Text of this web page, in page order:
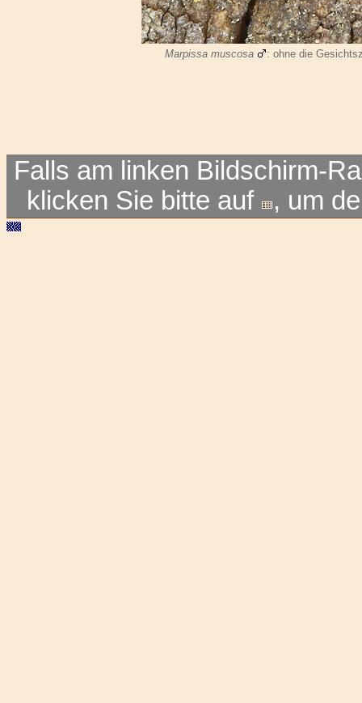
Marpissa muscosa : ohne die
Falls am linken Bildschirm-
klicken Sie bitte auf
, um